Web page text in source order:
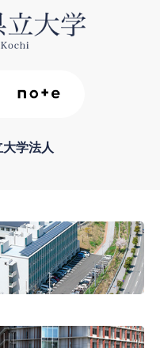
学法人